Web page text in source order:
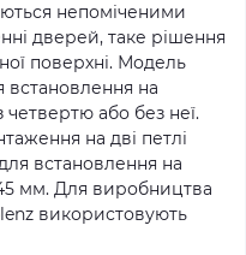
непоміченими
дверей, таке рішення
поверхні. Модель
на
четвертю або без неї.
на дві петлі
встановлення на
мм. Для виробництва
використовують